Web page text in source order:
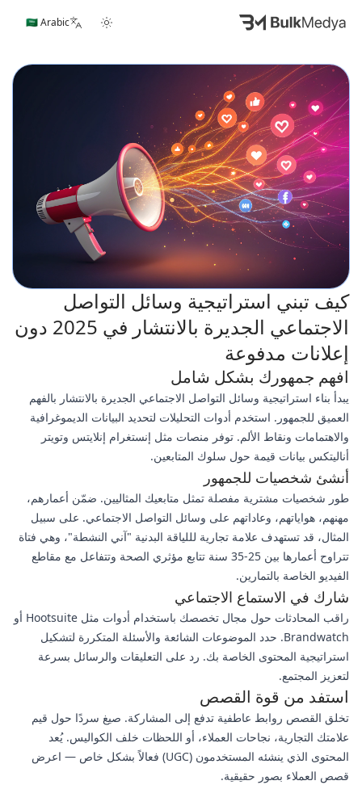
🇸🇦 Arabic
كيف تبني استراتيجية وسائل التواصل
الاجتماعي الجديرة بالانتشار في 2025 دون
إعلانات مدفوعة
افهم جمهورك بشكل شامل
يبدأ بناء استراتيجية وسائل التواصل الاجتماعي الجديرة بالانتشار بالفهم
العميق للجمهور. استخدم أدوات التحليلات لتحديد البيانات الديموغرافية
والاهتمامات ونقاط الألم. توفر منصات مثل إنستغرام إنلايتس وتويتر
أناليتكس بيانات قيمة حول سلوك المتابعين.
أنشئ شخصيات للجمهور
طور شخصيات مشترية مفصلة تمثل متابعيك المثاليين. ضمّن أعمارهم،
مهنهم، هواياتهم، وعاداتهم على وسائل التواصل الاجتماعي. على سبيل
المثال، قد تستهدف علامة تجارية لللياقة البدنية "آني النشطة"، وهي فتاة
تتراوح أعمارها بين 25-35 سنة تتابع مؤثري الصحة وتتفاعل مع مقاطع
الفيديو الخاصة بالتمارين.
شارك في الاستماع الاجتماعي
راقب المحادثات حول مجال تخصصك باستخدام أدوات مثل Hootsuite أو
Brandwatch. حدد الموضوعات الشائعة والأسئلة المتكررة لتشكيل
استراتيجية المحتوى الخاصة بك. رد على التعليقات والرسائل بسرعة
لتعزيز المجتمع.
استفد من قوة القصص
تخلق القصص روابط عاطفية تدفع إلى المشاركة. صيغ سردًا حول قيم
علامتك التجارية، نجاحات العملاء، أو اللحظات خلف الكواليس. يُعد
المحتوى الذي ينشئه المستخدمون (UGC) فعالاً بشكل خاص — اعرض
قصص العملاء بصور حقيقية.